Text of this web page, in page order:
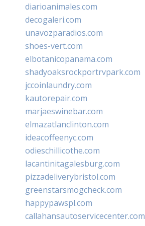
diarioanimales.com
decogaleri.com
unavozparadios.com
shoes-vert.com
elbotanicopanama.com
shadyoaksrockportrvpark.com
jccoinlaundry.com
kautorepair.com
marjaeswinebar.com
elmazatlanclinton.com
ideacoffeenyc.com
odieschillicothe.com
lacantinitagalesburg.com
pizzadeliverybristol.com
greenstarsmogcheck.com
happypawspl.com
callahansautoservicecenter.com